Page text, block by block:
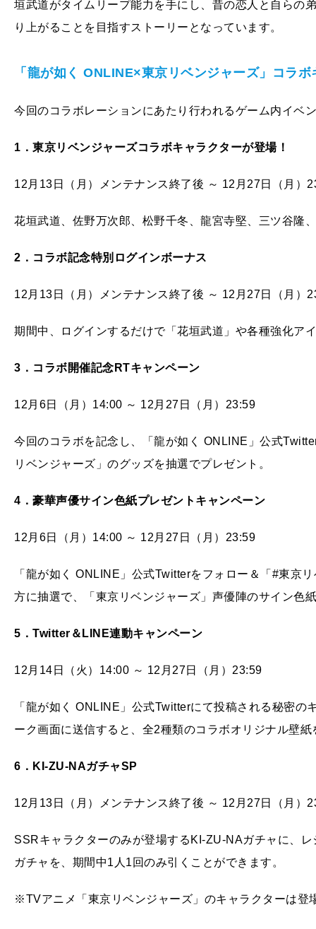
垣武道がタイムリープ能力を手にし、昔の恋人と自らの
り上がることを目指すストーリーとなっています。
「龍が如く ONLINE×東京リベンジャーズ」コラボ
今回のコラボレーションにあたり行われるゲーム内イベ
1 ．東京リベンジャーズコラボキャラクターが登場！
12月13日（月）メンテナンス終了後 ～ 12月27日（月）
花垣武道、佐野万次郎、松野千冬、龍宮寺堅、三ツ谷隆
2 ．コラボ記念特別ログインボーナス
12月13日（月）メンテナンス終了後 ～ 12月27日（月）
期間中、ログインするだけで「花垣武道」や各種強化ア
3 ．コラボ開催記念RTキャンペーン
12月6日（月）14:00 ～ 12月27日（月）23:59
今回のコラボを記念し、「龍が如く ONLINE」公式
リベンジャーズ」のグッズを抽選でプレゼント。
4 ．豪華声優サイン色紙プレゼントキャンペーン
12月6日（月）14:00 ～ 12月27日（月）23:59
「龍が如く ONLINE」公式Twitterをフォロー＆「#東京
方に抽選で、「東京リベンジャーズ」声優陣のサイン色
5 ．Twitter ＆LINE連動キャンペーン
12月14日（火）14:00 ～ 12月27日（月）23:59
「龍が如く ONLINE」公式Twitterにて投稿される秘密
ーク画面に送信すると、全2種類のコラボオリジナル壁紙
6 ．KI-ZU-NAガチャSP
12月13日（月）メンテナンス終了後 ～ 12月27日（月）
SSRキャラクターのみが登場するKI-ZU-NAガチャに、
ガチャを、期間中1人1回のみ引くことができます。
※TVアニメ「東京リベンジャーズ」のキャラクターは登